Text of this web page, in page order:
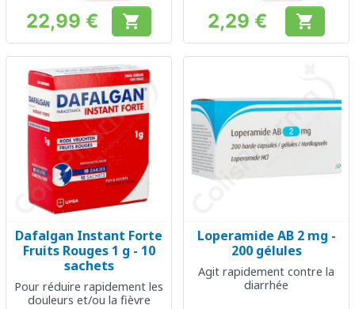
Prix
22,99 €  Prix
2,29 € 
Dafalgan Instant Forte
Fruits Rouges 1 g - 10
sachets
Pour réduire rapidement les
douleurs et/ou la fièvre
Loperamide AB 2 mg -
200 gélules
Agit rapidement contre la
diarrhée